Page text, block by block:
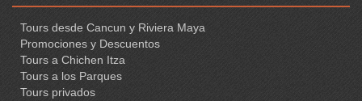
Tours desde Cancun y Riviera Maya
Promociones y Descuentos
Tours a Chichen Itza
Tours a los Parques
Tours privados